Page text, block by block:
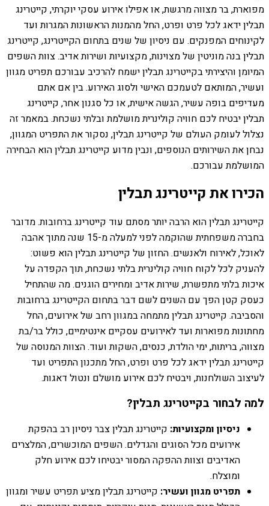
מפוארת, בר מצווה מרגשת, או אפילו אירוע עסקי יוקרתי, קייטרינג
תבלין ידאג לכל פרט ופרט, החל מהמנות הראשונות המגרות ועד
לקינוחים המפנקים. עם ניסיון של שנים בתחום הקייטרינג, קייטרינג
תבלין בנה מוניטין של מצוינות, מקצועיות ושירות אדיב. צוות השפים
המיומן והיצירתי בקייטרינג תבלין ישמח להרכיב עבורכם תפריט מגוון
ועשיר, המותאם לטעמכם האישי ולסוג האירוע. בין אם אתם
מעדיפים בופה עשיר, הגשה אישית, או כל סגנון אחר, קייטרינג
תבלין יבטיח לכם חוויה קולינרית מושלמת ובלתי נשכחת. במאמר זה
נצלול לעומק העולם של קייטרינג תבלין, נסקור את התפריט המגוון,
נבחן את השירותים הנוספים, ונבין מדוע קייטרינג תבלין הוא הבחירה
המושלמת עבורכם.
הכירו את קייטרינג תבלין
קייטרינג תבלין הוא הרבה יותר מסתם עוד קייטרינג ברחובות. מדובר
בחברה משפחתית שהוקמה לפני למעלה מ-15 שנה מתוך אהבה
לאוכל, לאירוח ולאנשים. החזון של קייטרינג תבלין הוא פשוט:
להעניק לכל לקוח חוויה קולינרית בלתי נשכחת, תוך הקפדה על
איכות בלתי מתפשרת, שירות אדיב ומחירים הוגנים. מה שהתחיל
כעסק קטן הפך עם השנים לשם דבר בתחום הקייטרינג ברחובות
והסביבה. קייטרינג תבלין מתמחה במגוון רחב של אירועים, החל
מחתונות מפוארות ועד לאירועים עסקיים אינטימיים, כולל בר/בת
מצווה, בריתות, ימי הולדת, כנסים, השקות ועוד. הצוות המנוסה של
קייטרינג תבלין ידאג לכל פרט ופרט, החל מתכנון התפריט ועד
לעיצוב השולחנות, ויבטיח לכם אירוע מושלם ונטול דאגות.
למה לבחור בקייטרינג תבלין?
ניסיון ומקצועיות: קייטרינג תבלין צבר ניסיון רב בהפקת
אירועים מכל הסוגים והגדלים. השפים המוכשרים, המלצרים
האדיבים וצוות ההפקה המסור יבטיחו לכם אירוע חלק
ומוצלח.
תפריט מגוון ועשיר: קייטרינג תבלין מציע תפריט עשיר ומגוון